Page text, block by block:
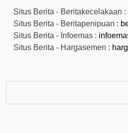
Situs Berita - Beritakecelakaan :
Situs Berita - Beritapenipuan :
Situs Berita - Infoemas :
Situs Berita - Hargasemen :